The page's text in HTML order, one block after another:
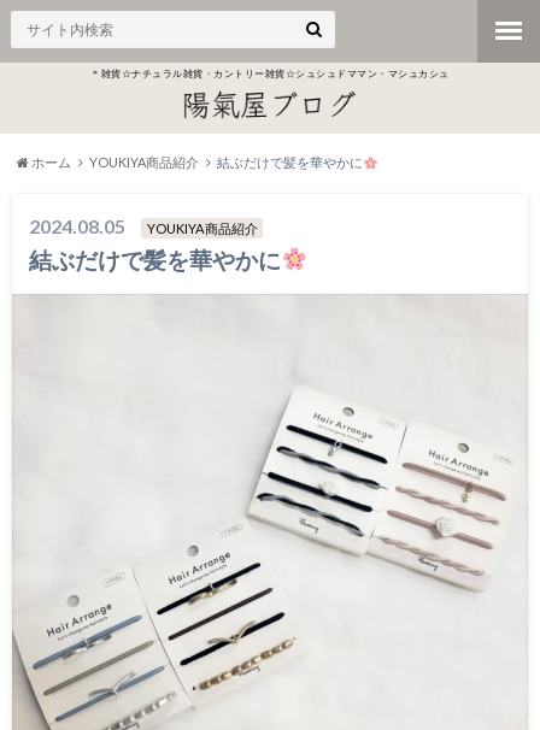
＊雑貨☆ナチュラル雑貨・カントリー雑貨☆シュシュドママン・マシュカシュ
ホーム YOUKIYA商品紹介 結ぶだけで髪を華やかに
2024.08.05 YOUKIYA商品紹介
結ぶだけで髪を華やかに